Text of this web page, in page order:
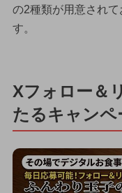
の2種類が用意され
す。
Xフォロー＆
たるキャンペ